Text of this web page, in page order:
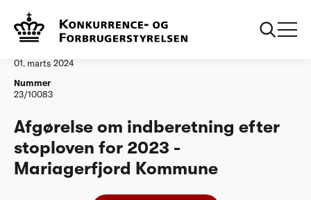
Vandtilsyn
01. marts 2024
Nummer
23/10083
Afgørelse om indberetning efter
stoploven for 2023 -
Mariagerfjord Kommune